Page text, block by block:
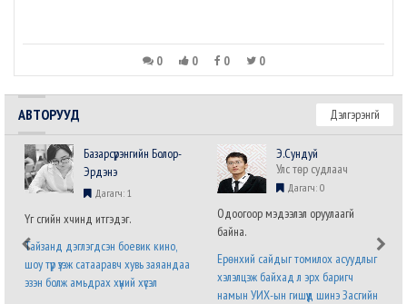
0 0 0 0
АВТОРУУД Дэлгэрэнгүй
Базарсүрэнгийн Болор-
Эрдэнэ
Дагагч: 1
Үг үсгийн хүчинд итгэдэг.
Тайзанд дэглэгдсэн боевик кино,
шоу түр үзэж сатааравч хувь заяандаа
эзэн болж амьдрах хүний хүсэл
Э.Сундуй
Улс төр судлаач
Дагагч: 0
Одоогоор мэдээлэл оруулаагүй
байна.
Ерөнхий сайдыг томилох асуудлыг
хэлэлцэж байхад л эрх баригч
намын УИХ-ын гишүүд шинэ Засгийн